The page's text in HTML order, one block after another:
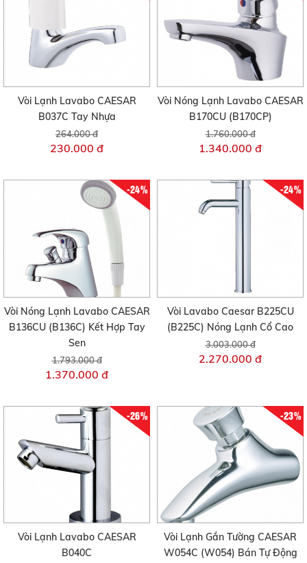
Vòi Lạnh Lavabo CAESAR
B037C Tay Nhựa
264.000 đ
230.000 đ
Vòi Nóng Lạnh Lavabo CAESAR
B170CU (B170CP)
1.760.000 đ
1.340.000 đ
-24%
Vòi Nóng Lạnh Lavabo CAESAR
B136CU (B136C) Kết Hợp Tay
Sen
1.793.000 đ
1.370.000 đ
-24%
Vòi Lavabo Caesar B225CU
(B225C) Nóng Lạnh Cổ Cao
3.003.000 đ
2.270.000 đ
-26%
Vòi Lạnh Lavabo CAESAR
B040C
-23%
Vòi Lạnh Gắn Tường CAESAR
W054C (W054) Bán Tự Động